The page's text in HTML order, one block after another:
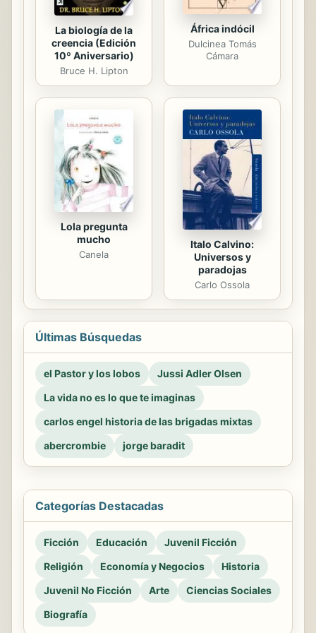
La biología de la
creencia (Edición
10º Aniversario)
Bruce H. Lipton
África indócil
Dulcinea Tomás
Cámara
Lola pregunta
mucho
Canela
Italo Calvino:
Universos y
paradojas
Carlo Ossola
Últimas Búsquedas
el Pastor y los lobos
Jussi Adler Olsen
La vida no es lo que te imaginas
carlos engel historia de las brigadas mixtas
abercrombie
jorge baradit
Categorías Destacadas
Ficción Educación
Juvenil Ficción
Religión
Economía y Negocios
Historia
Juvenil No Ficción
Arte
Ciencias Sociales
Biografía